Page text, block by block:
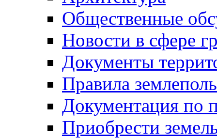
Общественные
Новости в сфере
Документы
Правила
Документация по
Приобрести